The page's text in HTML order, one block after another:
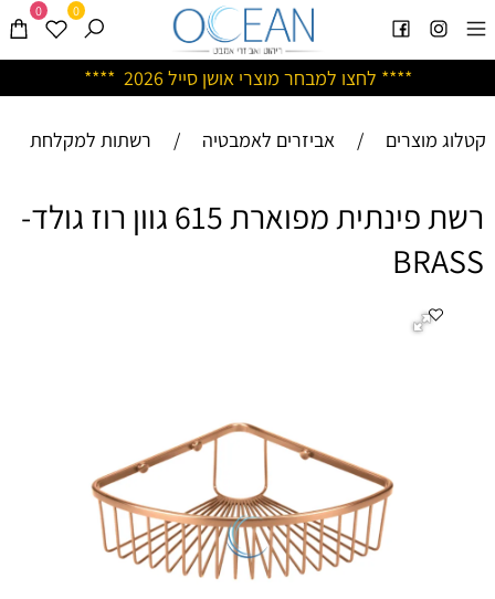
**** לחצו למבחר מוצרי אושן סייל 2026 ****
0 0
קטלוג מוצרים / אביזרים לאמבטיה / רשתות למקלחת
רשת פינתית מפוארת 615 גוון רוז גולד-
BRASS